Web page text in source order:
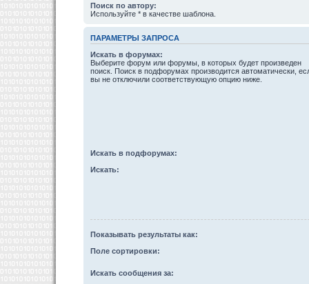
Поиск по автору:
Используйте * в качестве шаблона.
ПАРАМЕТРЫ ЗАПРОСА
Искать в форумах:
Выберите форум или форумы, в которых будет произведен
поиск. Поиск в подфорумах производится автоматически,
вы не отключили соответствующую опцию ниже.
Искать в подфорумах:
Искать:
Показывать результаты как:
Поле сортировки:
Искать сообщения за: